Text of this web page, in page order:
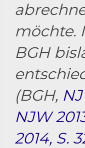
möchte.
BGH
(BGH,
NJW
2014, S.